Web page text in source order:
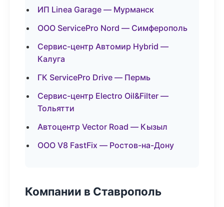
ИП Linea Garage — Мурманск
ООО ServicePro Nord — Симферополь
Сервис-центр Автомир Hybrid —
Калуга
ГК ServicePro Drive — Пермь
Сервис-центр Electro Oil&Filter —
Тольятти
Автоцентр Vector Road — Кызыл
ООО V8 FastFix — Ростов-на-Дону
Компании в Ставрополь